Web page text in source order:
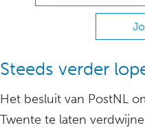
Steeds verder
Het besluit van PostNL
Twente te laten